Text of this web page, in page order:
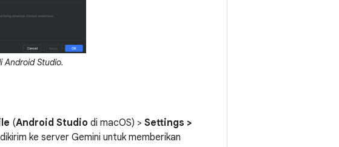
Android Studio.
(Android Studio di macOS) > Settings >
ke server Gemini untuk memberikan